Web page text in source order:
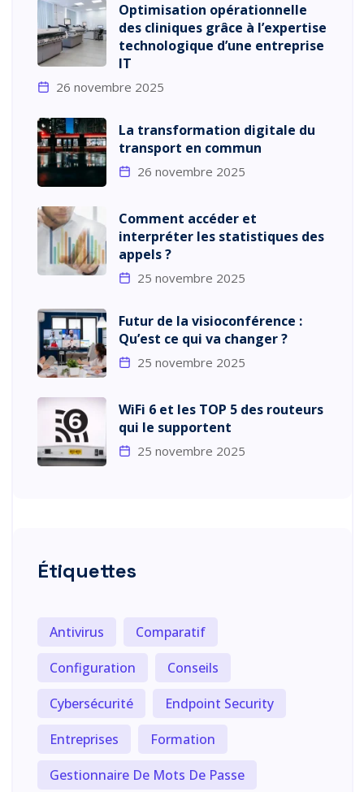
Optimisation opérationnelle
des cliniques grâce à l’expertise
technologique d’une entreprise
IT
26 novembre 2025
La transformation digitale du
transport en commun
26 novembre 2025
Comment accéder et
interpréter les statistiques des
appels ?
25 novembre 2025
Futur de la visioconférence :
Qu’est ce qui va changer ?
25 novembre 2025
WiFi 6 et les TOP 5 des routeurs
qui le supportent
25 novembre 2025
Étiquettes
Antivirus
Comparatif
Configuration
Conseils
Cybersécurité
Endpoint Security
Entreprises
Formation
Gestionnaire De Mots De Passe